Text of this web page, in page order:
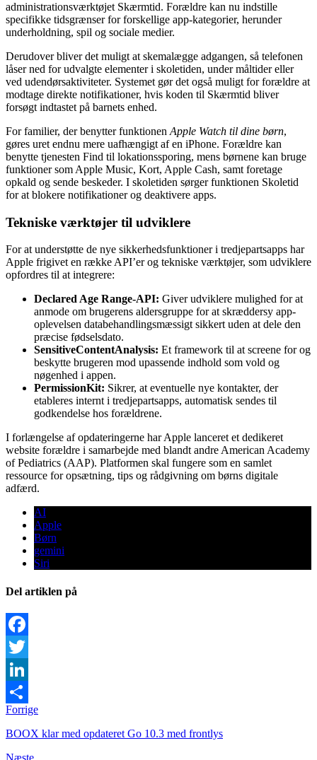
administrationsværktøjet Skærmtid. Forældre kan nu indstille
specifikke tidsgrænser for forskellige app-kategorier, herunder
underholdning, spil og sociale medier.
Derudover bliver det muligt at skemalægge adgangen, så telefonen
låser ned for udvalgte elementer i skoletiden, under måltider eller
ved udendørsaktiviteter. Systemet gør det også muligt for forældre at
modtage direkte notifikationer, hvis koden til Skærmtid bliver
forsøgt indtastet på barnets enhed.
For familier, der benytter funktionen Apple Watch til dine børn,
gøres uret endnu mere uafhængigt af en iPhone. Forældre kan
benytte tjenesten Find til lokationssporing, mens børnene kan bruge
funktioner som Apple Music, Kort, Apple Cash, samt foretage
opkald og sende beskeder. I skoletiden sørger funktionen Skoletid
for at blokere notifikationer og deaktivere apps.
Tekniske værktøjer til udviklere
For at understøtte de nye sikkerhedsfunktioner i tredjepartsapps har
Apple frigivet en række API’er og tekniske værktøjer, som udviklere
opfordres til at integrere:
Declared Age Range-API: Giver udviklere mulighed for at
anmode om brugerens aldersgruppe for at skræddersy app-
oplevelsen databehandlingsmæssigt sikkert uden at dele den
præcise fødselsdato.
SensitiveContentAnalysis: Et framework til at screene for og
beskytte brugeren mod upassende indhold som vold og
nøgenhed i appen.
PermissionKit: Sikrer, at eventuelle nye kontakter, der
etableres internt i tredjepartsapps, automatisk sendes til
godkendelse hos forældrene.
I forlængelse af opdateringerne har Apple lanceret et dedikeret
website forældre i samarbejde med blandt andre American Academy
of Pediatrics (AAP). Platformen skal fungere som en samlet
ressource for opsætning, tips og rådgivning om børns digitale
adfærd.
AI
Apple
Børn
gemini
Siri
Del artiklen på
Facebook
Twitter
LinkedIn
Share
Forrige
BOOX klar med opdateret Go 10.3 med frontlys
Næste